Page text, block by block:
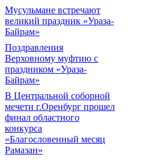
Мусульмане встречают
великий праздник «Ураза-
Байрам»
Поздравления
Верховному муфтию с
праздником «Ураза-
Байрам»
В Центральной соборной
мечети г.Оренбург прошел
финал областного
конкурса
«Благословенный месяц
Рамазан»